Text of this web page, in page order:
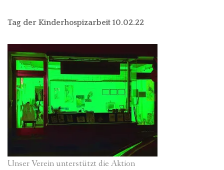
Tag der Kinderhospizarbeit 10.02.22
Unser Verein unterstützt die Aktion